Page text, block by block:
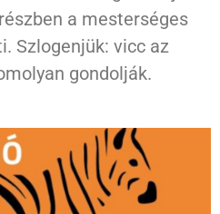
a mesterséges
Szlogenjük: vicc az
gondolják.